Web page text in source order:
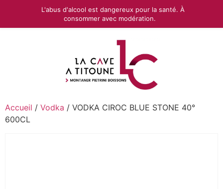
Accueil / Vodka / VODKA CIROC BLUE STONE 40°
600CL
L'abus d'alcool est dangereux pour la santé. À
consommer avec modération.